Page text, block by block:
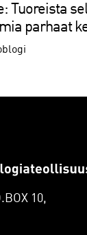
Tuoreista
parhaat
10,